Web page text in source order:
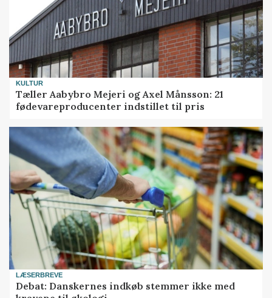
KULTUR
Tæller Aabybro Mejeri og Axel Månsson: 21
fødevareproducenter indstillet til pris
LÆSERBREVE
Debat: Danskernes indkøb stemmer ikke med